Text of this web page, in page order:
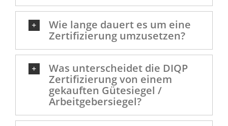
Wie lange dauert es um eine
Zertifizierung umzusetzen?
Was unterscheidet die DIQP
Zertifizierung von einem
gekauften Gütesiegel /
Arbeitgebersiegel?